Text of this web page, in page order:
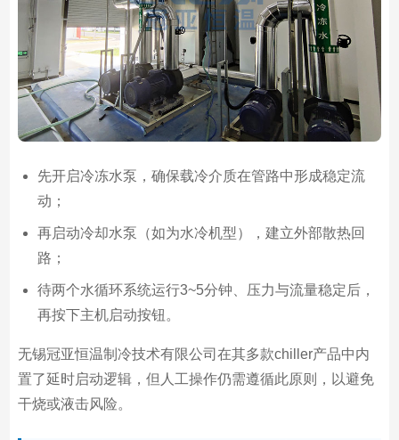
先开启冷冻水泵，确保载冷介质在管路中形成稳定流
动；
再启动冷却水泵（如为水冷机型），建立外部散热回
路；
待两个水循环系统运行3~5分钟、压力与流量稳定后，
再按下主机启动按钮。
无锡冠亚恒温制冷技术有限公司在其多款chiller产品中内
置了延时启动逻辑，但人工操作仍需遵循此原则，以避免
干烧或液击风险。